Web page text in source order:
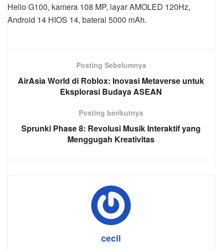
Helio G100, kamera 108 MP, layar AMOLED 120Hz,
Android 14 HIOS 14, baterai 5000 mAh.
Posting Sebelumnya
AirAsia World di Roblox: Inovasi Metaverse untuk
Eksplorasi Budaya ASEAN
Posting berikutnya
Sprunki Phase 8: Revolusi Musik Interaktif yang
Menggugah Kreativitas
cecil